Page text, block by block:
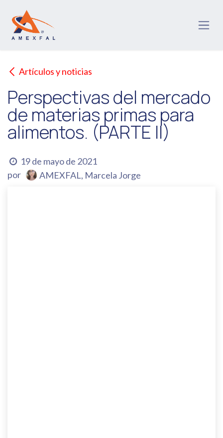
Artículos y noticias
Perspectivas del mercado
de materias primas para
alimentos. (PARTE II)
19 de mayo de 2021
por
AMEXFAL, Marcela Jorge